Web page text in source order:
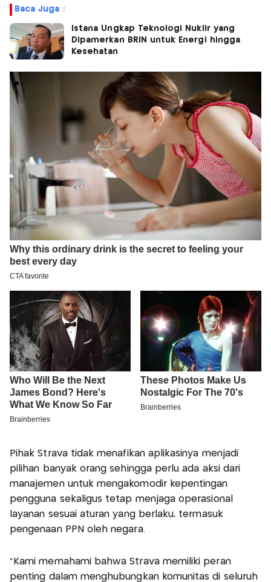
Baca Juga :
Istana Ungkap Teknologi Nuklir yang
Dipamerkan BRIN untuk Energi hingga
Kesehatan
Pihak Strava tidak menafikan aplikasinya menjadi
pilihan banyak orang sehingga perlu ada aksi dari
manajemen untuk mengakomodir kepentingan
pengguna sekaligus tetap menjaga operasional
layanan sesuai aturan yang berlaku, termasuk
pengenaan PPN oleh negara.
"Kami memahami bahwa Strava memiliki peran
penting dalam menghubungkan komunitas di seluruh